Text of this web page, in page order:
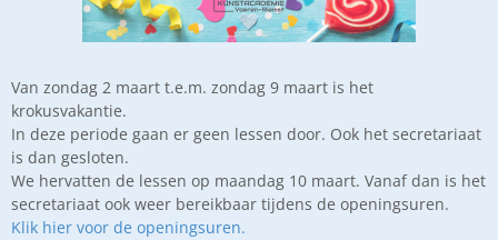
Van zondag 2 maart t.e.m. zondag 9 maart is het
krokusvakantie.
In deze periode gaan er geen lessen door. Ook het secretariaat
is dan gesloten.
We hervatten de lessen op maandag 10 maart. Vanaf dan is het
secretariaat ook weer bereikbaar tijdens de openingsuren.
Klik hier voor de openingsuren.